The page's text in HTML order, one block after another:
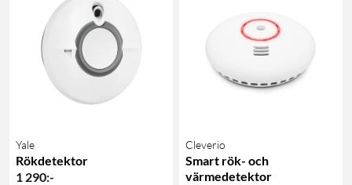
Yale
Rökdetektor
1 290:-
Cleverio
Smart rök- och
värmedetektor